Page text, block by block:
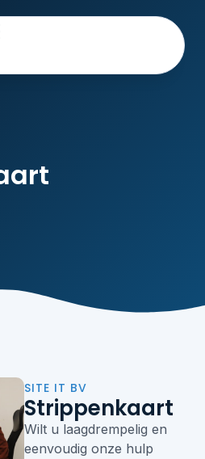
SITE IT BV
Strippenkaart
Wilt u laagdrempelig en
eenvoudig onze hulp